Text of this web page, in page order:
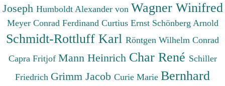
Joseph Humboldt Alexander von Wagner Winifred
Meyer Conrad Ferdinand Curtius Ernst Schönberg Arnold
Schmidt-Rottluff Karl Röntgen Wilhelm Conrad
Capra Fritjof Mann Heinrich Char René Schiller
Friedrich Grimm Jacob Curie Marie Bernhard